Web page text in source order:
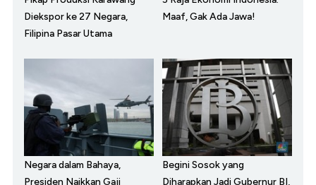
Diekspor ke 27 Negara,
Filipina Pasar Utama
Maaf, Gak Ada Jawa!
Negara dalam Bahaya,
Presiden Naikkan Gaji
Begini Sosok yang
Diharapkan Jadi Gubernur BI,